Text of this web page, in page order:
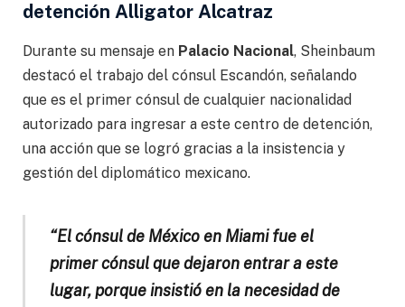
detención Alligator Alcatraz
Durante su mensaje en Palacio Nacional, Sheinbaum
destacó el trabajo del cónsul Escandón, señalando
que es el primer cónsul de cualquier nacionalidad
autorizado para ingresar a este centro de detención,
una acción que se logró gracias a la insistencia y
gestión del diplomático mexicano.
“El cónsul de México en Miami fue el
primer cónsul que dejaron entrar a este
lugar, porque insistió en la necesidad de